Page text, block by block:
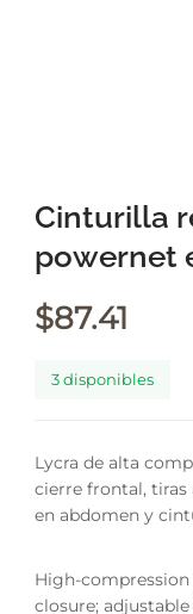
Cinturilla
powernet
$87.41
3 disponibles
Lycra de alta
cierre frontal, tiras
en abdomen y
High-
closure;